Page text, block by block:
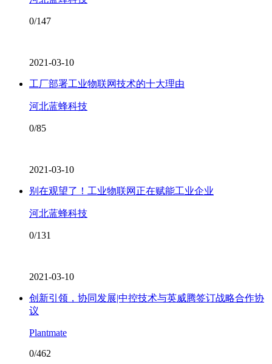
0/147
2021-03-10
工厂部署工业物联网技术的十大理由
河北蓝蜂科技
0/85
2021-03-10
别在观望了！工业物联网正在赋能工业企业
河北蓝蜂科技
0/131
2021-03-10
创新引领，协同发展|中控技术与英威腾签订战略合作协
议
Plantmate
0/462